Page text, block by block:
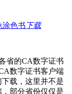
涂色书 下载
省的CA数字证书
数字证书客户端
载，这里并不是
部分省份仅仅是